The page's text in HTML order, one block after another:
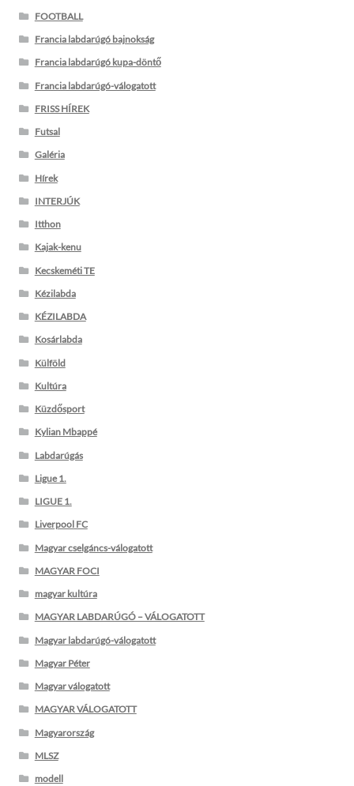
FOOTBALL
Francia labdarúgó bajnokság
Francia labdarúgó kupa-döntő
Francia labdarúgó-válogatott
FRISS HÍREK
Futsal
Galéria
Hírek
INTERJÚK
Itthon
Kajak-kenu
Kecskeméti TE
Kézilabda
KÉZILABDA
Kosárlabda
Külföld
Kultúra
Küzdősport
Kylian Mbappé
Labdarúgás
Ligue 1.
LIGUE 1.
Liverpool FC
Magyar cselgáncs-válogatott
MAGYAR FOCI
magyar kultúra
MAGYAR LABDARÚGÓ – VÁLOGATOTT
Magyar labdarúgó-válogatott
Magyar Péter
Magyar válogatott
MAGYAR VÁLOGATOTT
Magyarország
MLSZ
modell